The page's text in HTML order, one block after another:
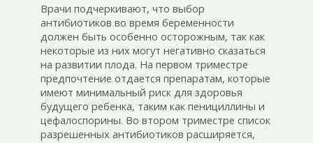
Врачи подчеркивают, что выбор
антибиотиков во время беременности
должен быть особенно осторожным, так как
некоторые из них могут негативно сказаться
на развитии плода. На первом триместре
предпочтение отдается препаратам, которые
имеют минимальный риск для здоровья
будущего ребенка, таким как пенициллины и
цефалоспорины. Во втором триместре список
разрешенных антибиотиков расширяется,